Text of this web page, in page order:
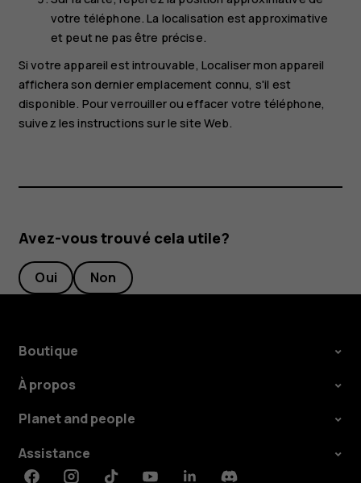
votre téléphone. La localisation est approximative
et peut ne pas être précise.
Si votre appareil est introuvable, Localiser mon appareil
affichera son dernier emplacement connu, s'il est
disponible. Pour verrouiller ou effacer votre téléphone,
suivez les instructions sur le site Web.
Avez-vous trouvé cela utile?
Oui Non
Boutique
À propos
Planet and people
Assistance